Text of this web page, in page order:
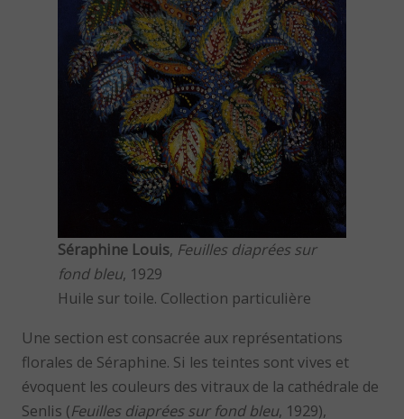
Séraphine Louis, Feuilles diaprées sur
fond bleu, 1929
Huile sur toile. Collection particulière
Une section est consacrée aux représentations
florales de Séraphine. Si les teintes sont vives et
évoquent les couleurs des vitraux de la cathédrale de
Senlis (Feuilles diaprées sur fond bleu, 1929),